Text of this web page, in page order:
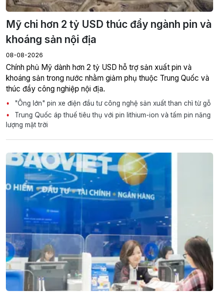
Mỹ chi hơn 2 tỷ USD thúc đẩy ngành pin và
khoáng sản nội địa
08-08-2026
Chính phủ Mỹ dành hơn 2 tỷ USD hỗ trợ sản xuất pin và
khoáng sản trong nước nhằm giảm phụ thuộc Trung Quốc và
thúc đẩy công nghiệp nội địa.
"Ông lớn" pin xe điện đầu tư công nghệ sản xuất than chì từ gỗ
Trung Quốc áp thuế tiêu thụ với pin lithium-ion và tấm pin năng
lượng mặt trời